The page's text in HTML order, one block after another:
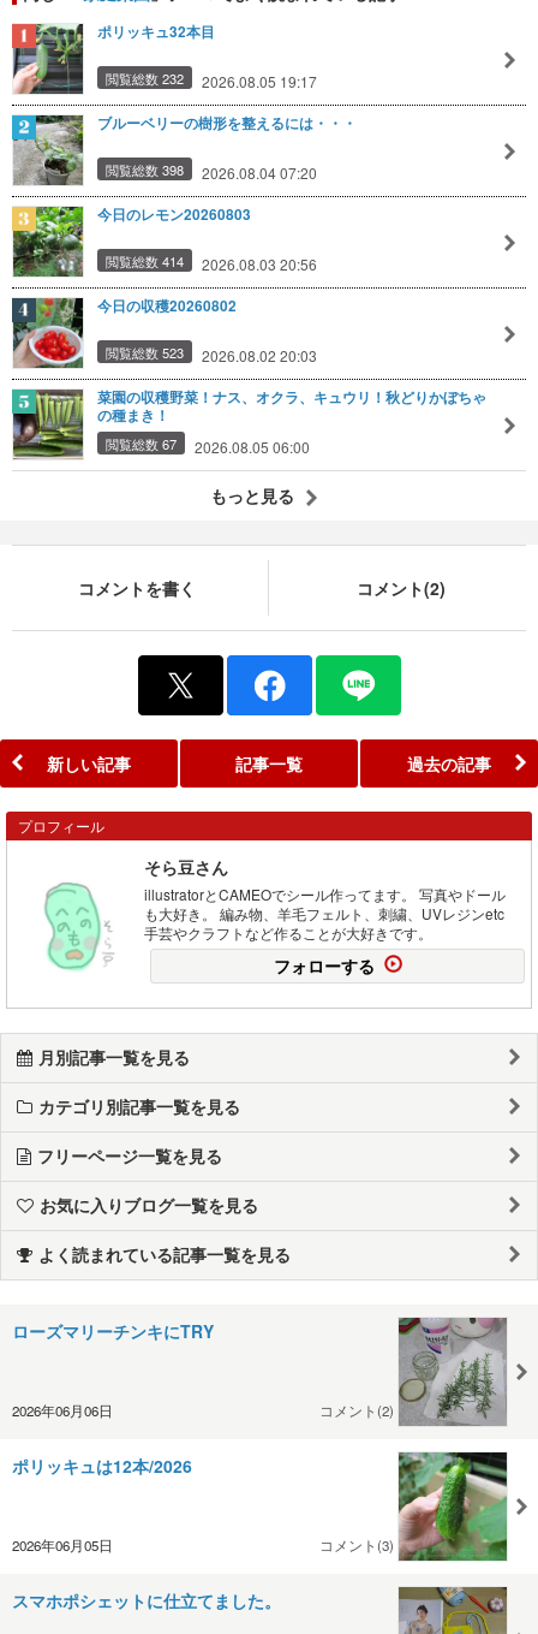
ポリッキュ32本目
閲覧総数 232 2026.08.05 19:17
ブルーベリーの樹形を整えるには・・・
閲覧総数 398 2026.08.04 07:20
今日のレモン20260803
閲覧総数 414 2026.08.03 20:56
今日の収穫20260802
閲覧総数 523 2026.08.02 20:03
菜園の収穫野菜！ナス、オクラ、キュウリ！秋どりかぼちゃ
の種まき！
閲覧総数 67 2026.08.05 06:00
もっと見る
コメントを書く コメント(2)
新しい記事 記事一覧 過去の記事
プロフィール
そら豆さん
illustratorとCAMEOでシール作ってます。 写真やドール
も大好き。 編み物、羊毛フェルト、刺繍、UVレジンetc
手芸やクラフトなど作ることが大好きです。
フォローする
月別記事一覧を見る
カテゴリ別記事一覧を見る
フリーページ一覧を見る
お気に入りブログ一覧を見る
よく読まれている記事一覧を見る
ローズマリーチンキにTRY
2026年06月06日 コメント(2)
ポリッキュは12本/2026
2026年06月05日 コメント(3)
スマホポシェットに仕立てました。